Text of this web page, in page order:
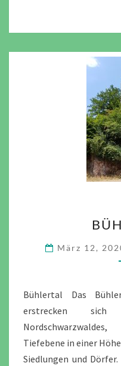
März 12,
Bühlertal Das
erstrecken
Tiefebene in einer
Siedlungen und